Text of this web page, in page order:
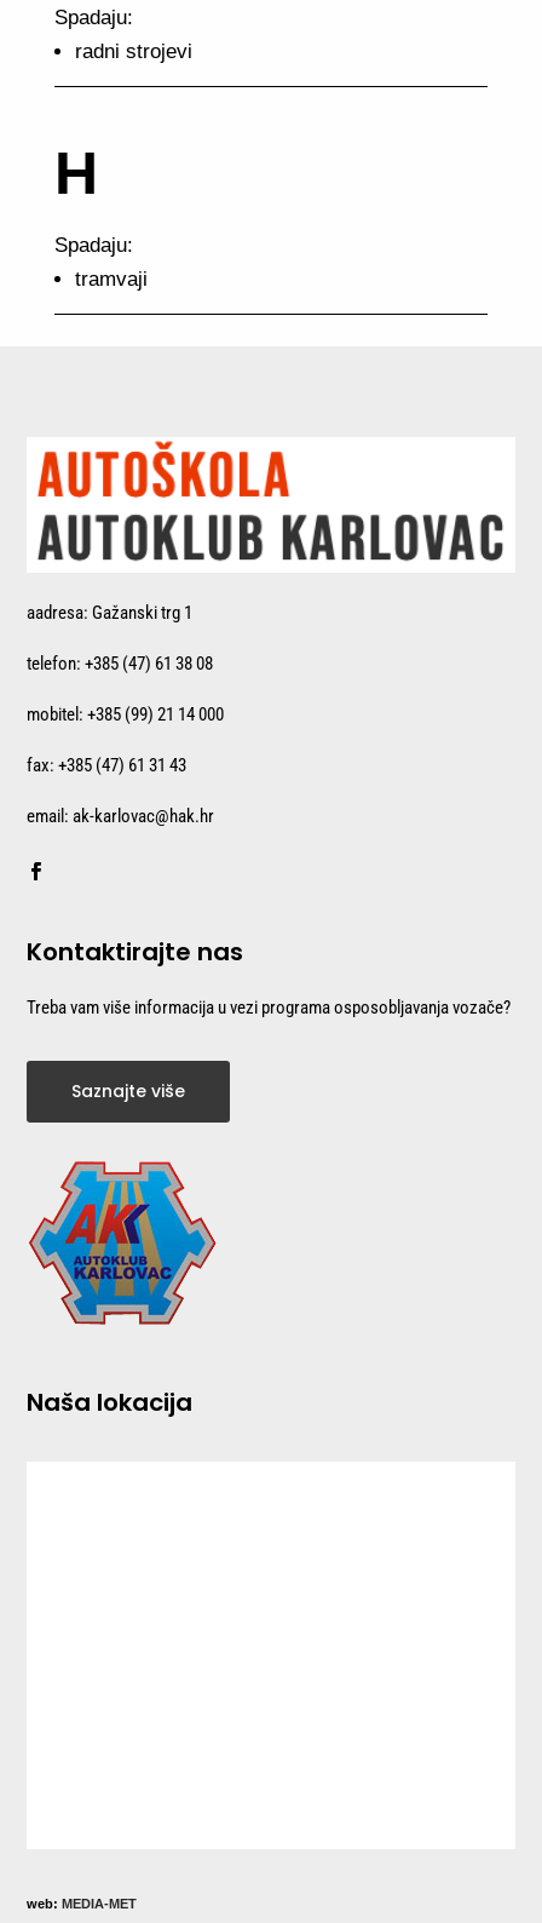
Spadaju:
radni strojevi
H
Spadaju:
tramvaji
aadresa: Gažanski trg 1
telefon: +385 (47) 61 38 08
mobitel: +385 (99) 21 14 000
fax: +385 (47) 61 31 43
email: ak-karlovac@hak.hr
Kontaktirajte nas
Treba vam više informacija u vezi programa osposobljavanja vozače?
Saznajte više
Naša lokacija
web:MEDIA-MET